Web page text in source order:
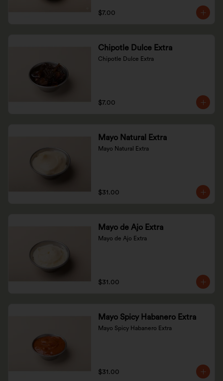
$7.00
Chipotle Dulce Extra
Chipotle Dulce Extra
$7.00
Mayo Natural Extra
Mayo Natural Extra
$31.00
Mayo de Ajo Extra
Mayo de Ajo Extra
$31.00
Mayo Spicy Habanero Extra
Mayo Spicy Habanero Extra
$31.00